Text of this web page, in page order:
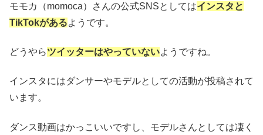
モモカ（momoca）さんの公式SNSとしてはインスタと
TikTokがあるようです。
どうやらツイッターはやっていないようですね。
インスタにはダンサーやモデルとしての活動が投稿されて
います。
ダンス動画はかっこいいですし、モデルさんとしては凄く